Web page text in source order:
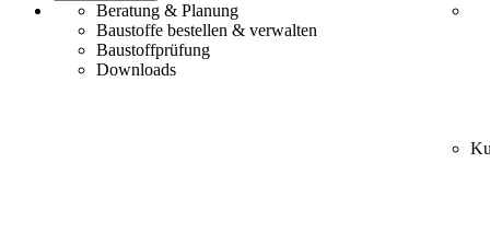
Beratung & Planung
Baustoffe bestellen & verwalten
Baustoffprüfung
Downloads